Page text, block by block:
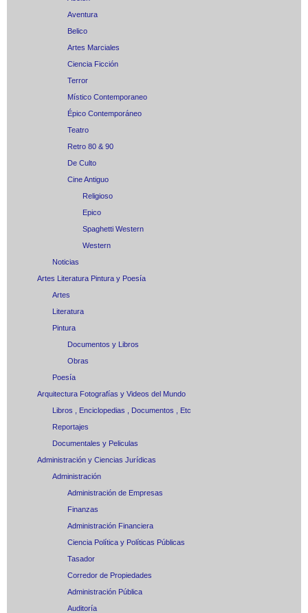
Aventura
Belico
Artes Marciales
Ciencia Ficción
Terror
Místico Contemporaneo
Épico Contemporáneo
Teatro
Retro 80 & 90
De Culto
Cine Antiguo
Religioso
Epico
Spaghetti Western
Western
Noticias
Artes Literatura Pintura y Poesía
Artes
Literatura
Pintura
Documentos y Libros
Obras
Poesía
Arquitectura Fotografías y Videos del Mundo
Libros , Enciclopedias , Documentos , Etc
Reportajes
Documentales y Peliculas
Administración y Ciencias Jurídicas
Administración
Administración de Empresas
Finanzas
Administración Financiera
Ciencia Política y Políticas Públicas
Tasador
Corredor de Propiedades
Administración Pública
Auditoría